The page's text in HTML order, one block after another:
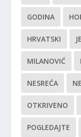
GODINA
HRVATSKI
MILANOVIĆ
NESREĆA
OTKRIVENO
POGLEDAJTE